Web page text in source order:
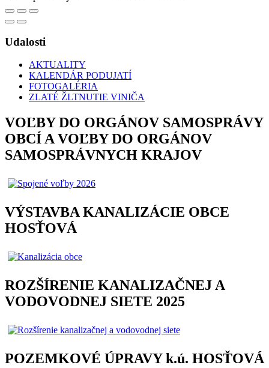
Udalosti
AKTUALITY
KALENDÁR PODUJATÍ
FOTOGALÉRIA
ZLATÉ ŽLTNUTIE VINIČA
VOĽBY DO ORGÁNOV SAMOSPRÁVY
OBCÍ A VOĽBY DO ORGÁNOV
SAMOSPRÁVNYCH KRAJOV
VÝSTAVBA KANALIZÁCIE OBCE
HOSŤOVÁ
ROZŠÍRENIE KANALIZAČNEJ A
VODOVODNEJ SIETE 2025
POZEMKOVÉ ÚPRAVY k.ú. HOSŤOVÁ